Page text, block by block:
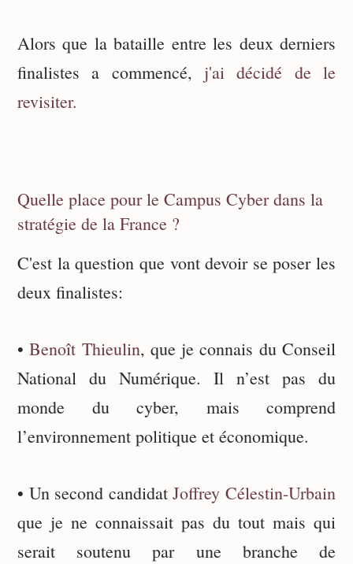
Alors que la bataille entre les deux derniers
finalistes a commencé, j'ai décidé de le
revisiter.
Quelle place pour le Campus Cyber dans la
stratégie de la France ?
C'est la question que vont devoir se poser les
deux finalistes:
•Benoît Thieulin, que je connais du Conseil
National du Numérique. Il n’est pas du
monde du cyber, mais comprend
l’environnement politique et économique.
• Un second candidatJoffrey Célestin-Urbain
que je ne connaissait pas du tout mais qui
serait soutenu par une branche de